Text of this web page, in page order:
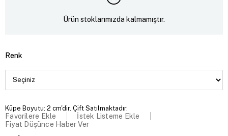
Ürün stoklarımızda kalmamıştır.
Renk
Küpe Boyutu: 2 cm'dir. Çift Satılmaktadır.
Favorilere Ekle
İstek Listeme Ekle
Fiyat Düşünce Haber Ver